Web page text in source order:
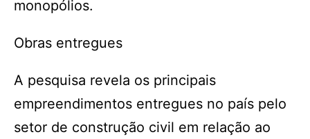
monopólios.
Obras entregues
A pesquisa revela os principais
empreendimentos entregues no país pelo
setor de construção civil em relação ao